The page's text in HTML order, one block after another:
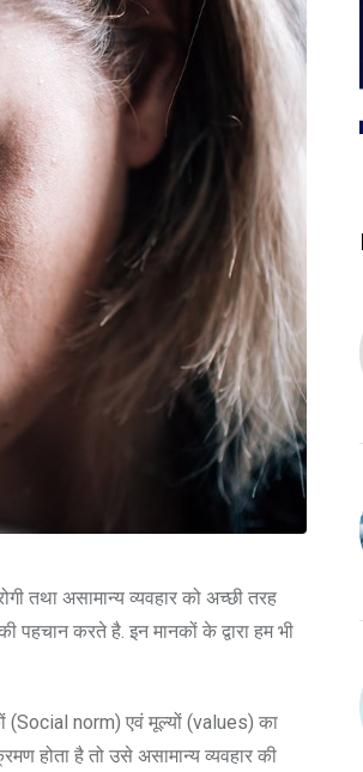
तथा असामान्य व्यवहार को अच्छी तरह
करते है. इन मानकों के द्वारा हम भी
(Social norm) एवं मूल्यों (values) का
होता है तो उसे असामान्य व्यवहार की